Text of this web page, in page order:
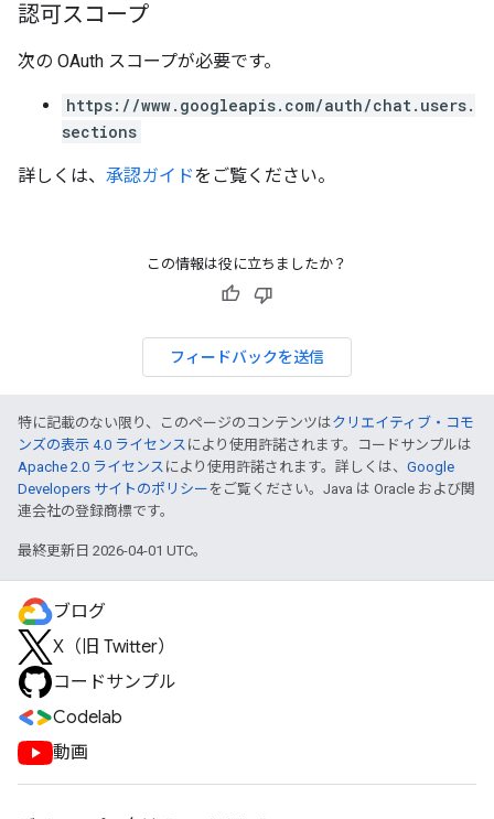
認可スコープ
次の OAuth スコープが必要です。
https://www.googleapis.com/auth/chat.users.
sections
詳しくは、 承認ガイドをご覧ください。
この情報は役に立ちましたか？
フィードバックを送信
特に記載のない限り、このページのコンテンツはクリエイティブ・コモ
ンズの表示 4.0 ライセンス により使用許諾されます。コードサンプルは
Apache 2.0 ライセンス により使用許諾されます。詳しくは、 Google
Developers サイトのポリシー をご覧ください。Java は Oracle および関
連会社の登録商標です。
最終更新日 2026-04-01 UTC。
ブログ
X（旧 Twitter）
コードサンプル
Codelab
動画